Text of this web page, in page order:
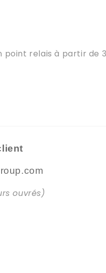
point relais à partir de
ouvrés)